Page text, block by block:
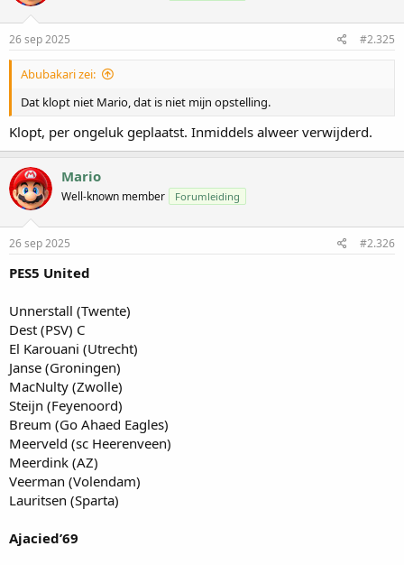
26 sep 2025 #2.325
Abubakari zei:
Dat klopt niet Mario, dat is niet mijn opstelling.
Klopt, per ongeluk geplaatst. Inmiddels alweer verwijderd.
Mario
Well-known member Forumleiding
26 sep 2025 #2.326
PES5 United
Unnerstall (Twente)
Dest (PSV) C
El Karouani (Utrecht)
Janse (Groningen)
MacNulty (Zwolle)
Steijn (Feyenoord)
Breum (Go Ahaed Eagles)
Meerveld (sc Heerenveen)
Meerdink (AZ)
Veerman (Volendam)
Lauritsen (Sparta)
Ajacied’69